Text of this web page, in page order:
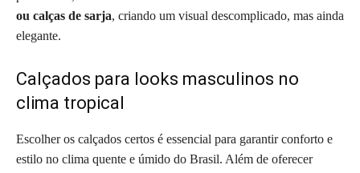
ou calças de sarja, criando um visual descomplicado, mas ainda
elegante.
Calçados para looks masculinos no
clima tropical
Escolher os calçados certos é essencial para garantir conforto e
estilo no clima quente e úmido do Brasil. Além de oferecer